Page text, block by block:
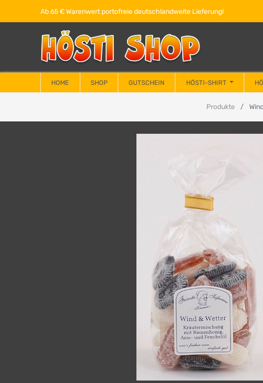
Ab 65 € Warenwert portofreie deutschlandweite Lieferung!
HOME SHOP GUTSCHEIN HÖSTI-SHIRT
Produkte